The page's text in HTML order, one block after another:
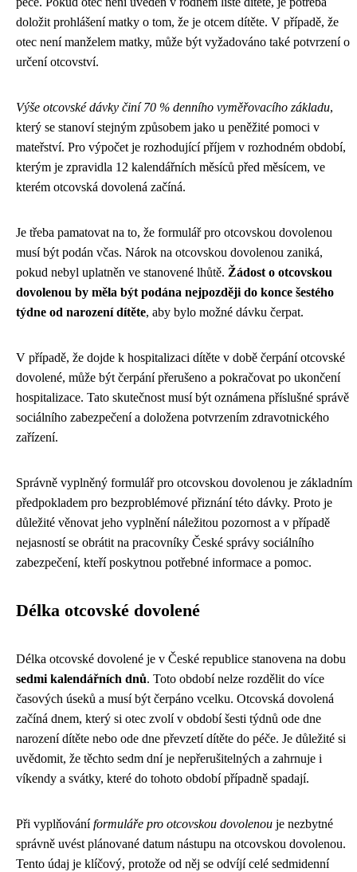
doložit prohlášení matky o tom, že je otcem dítěte. V případě, že
otec není manželem matky, může být vyžadováno také potvrzení o
určení otcovství.
Výše otcovské dávky činí 70 % denního vyměřovacího základu,
který se stanoví stejným způsobem jako u peněžité pomoci v
mateřství. Pro výpočet je rozhodující příjem v rozhodném období,
kterým je zpravidla 12 kalendářních měsíců před měsícem, ve
kterém otcovská dovolená začíná.
Je třeba pamatovat na to, že formulář pro otcovskou dovolenou
musí být podán včas. Nárok na otcovskou dovolenou zaniká,
pokud nebyl uplatněn ve stanovené lhůtě. Žádost o otcovskou
dovolenou by měla být podána nejpozději do konce šestého
týdne od narození dítěte, aby bylo možné dávku čerpat.
V případě, že dojde k hospitalizaci dítěte v době čerpání otcovské
dovolené, může být čerpání přerušeno a pokračovat po ukončení
hospitalizace. Tato skutečnost musí být oznámena příslušné správě
sociálního zabezpečení a doložena potvrzením zdravotnického
zařízení.
Správně vyplněný formulář pro otcovskou dovolenou je základním
předpokladem pro bezproblémové přiznání této dávky. Proto je
důležité věnovat jeho vyplnění náležitou pozornost a v případě
nejasností se obrátit na pracovníky České správy sociálního
zabezpečení, kteří poskytnou potřebné informace a pomoc.
Délka otcovské dovolené
Délka otcovské dovolené je v České republice stanovena na dobu
sedmi kalendářních dnů. Toto období nelze rozdělit do více
časových úseků a musí být čerpáno vcelku. Otcovská dovolená
začíná dnem, který si otec zvolí v období šesti týdnů ode dne
narození dítěte nebo ode dne převzetí dítěte do péče. Je důležité si
uvědomit, že těchto sedm dní je nepřerušitelných a zahrnuje i
víkendy a svátky, které do tohoto období případně spadají.
Při vyplňováníformuláře pro otcovskou dovolenou je nezbytné
správně uvést plánované datum nástupu na otcovskou dovolenou.
Tento údaj je klíčový, protože od něj se odvíjí celé sedmidenní